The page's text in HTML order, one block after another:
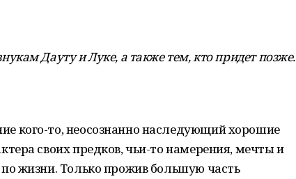
Дауту и Луке, а также тем, кто придет позже.
кого-то, неосознанно наследующий хорошие
своих предков, чьи-то намерения, мечты и
жизни. Только прожив большую часть